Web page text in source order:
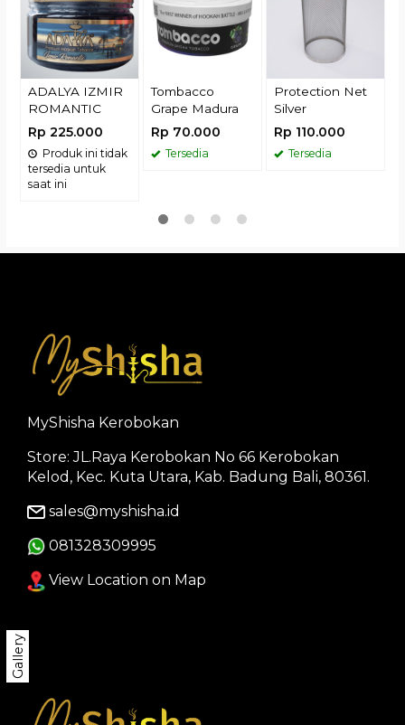
ADALYA IZMIR
ROMANTIC
Rp 225.000
Produk ini tidak
tersedia untuk
saat ini
Tombacco
Grape Madura
Rp 70.000
Tersedia
Protection Net
Silver
Rp 110.000
Tersedia
Gallery
MyShisha Kerobokan
Store: JL.Raya Kerobokan No 66 Kerobokan
Kelod, Kec. Kuta Utara, Kab. Badung Bali, 80361.
sales@myshisha.id
081328309995
View Location on Map